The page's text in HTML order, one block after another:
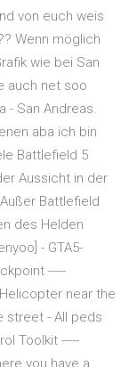
von euch weis
Wenn möglich
wie bei San
auch net soo
- San Andreas.
aba ich bin
Battlefield 5
Aussicht in der
Battlefield
des Helden
- GTA5-
-----
near the
street - All peds
Toolkit -----